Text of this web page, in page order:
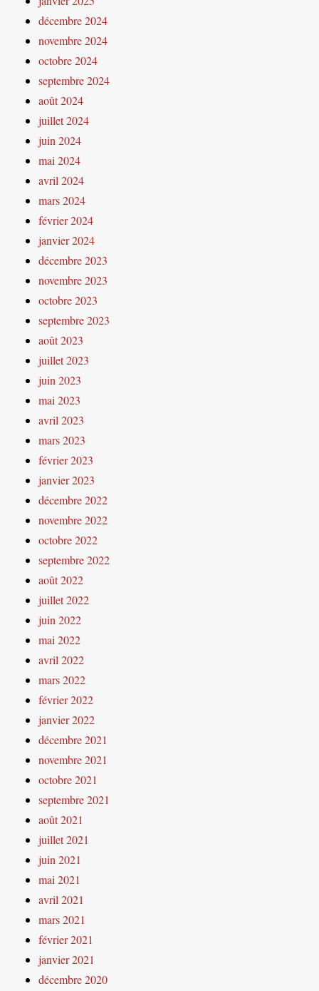
décembre 2024
novembre 2024
octobre 2024
septembre 2024
août 2024
juillet 2024
juin 2024
mai 2024
avril 2024
mars 2024
février 2024
janvier 2024
décembre 2023
novembre 2023
octobre 2023
septembre 2023
août 2023
juillet 2023
juin 2023
mai 2023
avril 2023
mars 2023
février 2023
janvier 2023
décembre 2022
novembre 2022
octobre 2022
septembre 2022
août 2022
juillet 2022
juin 2022
mai 2022
avril 2022
mars 2022
février 2022
janvier 2022
décembre 2021
novembre 2021
octobre 2021
septembre 2021
août 2021
juillet 2021
juin 2021
mai 2021
avril 2021
mars 2021
février 2021
janvier 2021
décembre 2020